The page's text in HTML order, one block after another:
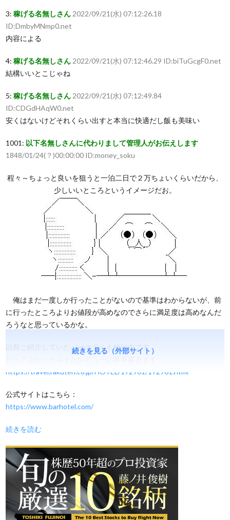
3: 稼げる名無しさん 2022/09/21(水) 07:12:26.18
ID:DmbyMNmp0.net
内容による
4: 稼げる名無しさん 2022/09/21(水) 07:12:46.29 ID:biTuGcgF0.net
結構いいとこじゃね
5: 稼げる名無しさん 2022/09/21(水) 07:12:49.84
ID:CDGdHAqW0.net
安くはないけどそれくらい出すと本当に快適だし飯も美味い
1001: 以下名無しさんに代わりまして管理人がお伝えします
1848/01/24(？)00:00:00 ID:money_soku
程々～ちょっと良いを狙うと一泊二日で２万ちょいくらいだから、
少しいいところというイメージだお。
俺はまだ一度しか行ったことがないので基準はわからないが、前
に行ったところよりお値段が高めなのでさらに満足度は高めなんだ
ろうなと思っているかな。
以前ご紹介していたバーホテルも検討中です
https://travel.rakuten.co.jp/HOTEL/172961/172961.html
公式サイトはこちら：
https://www.barhotel.com/
続きを読む
続きを見る（外部サイト）